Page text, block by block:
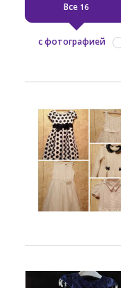
Все 16
с фотографией